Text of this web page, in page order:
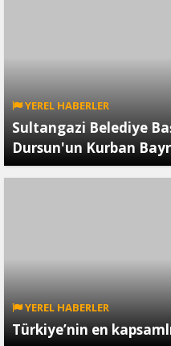
YEREL HABERLER
Sultangazi Belediye
Dursun'un Kurban
YEREL HABERLER
Türkiye’nin en